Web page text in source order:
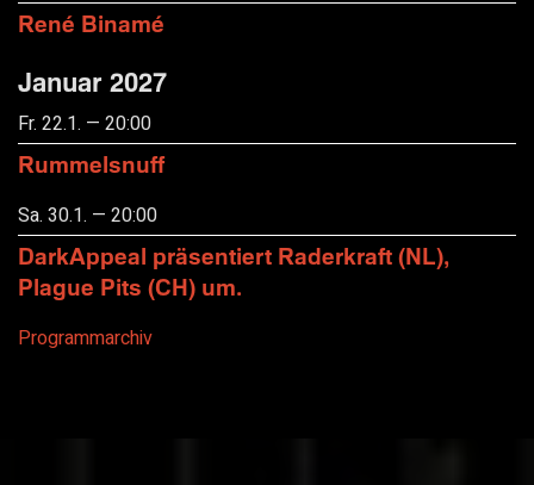
René Binamé
Januar 2027
Fr. 22.1. — 20:00
Rummelsnuff
Sa. 30.1. — 20:00
DarkAppeal präsentiert Raderkraft (NL),
Plague Pits (CH) um.
Programmarchiv